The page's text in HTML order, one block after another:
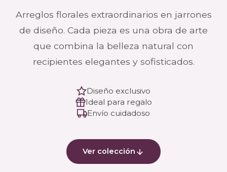
Arreglos florales extraordinarios en jarrones
de diseño. Cada pieza es una obra de arte
que combina la belleza natural con
recipientes elegantes y sofisticados.
Diseño exclusivo
Ideal para regalo
Envío cuidadoso
Ver colección